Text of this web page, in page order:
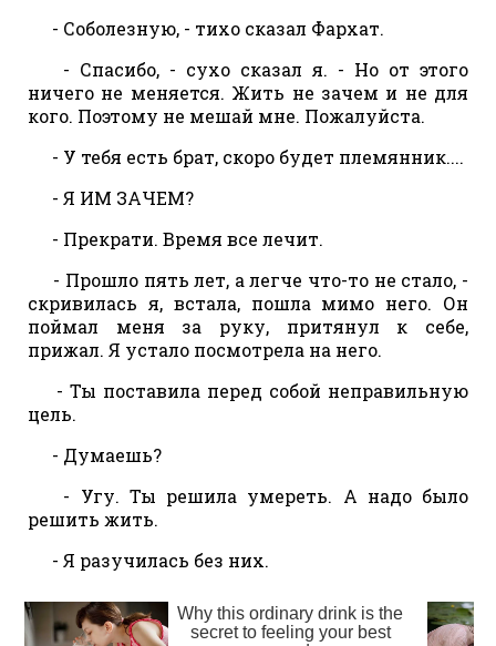
- Соболезную, - тихо сказал Фархат.
- Спасибо, - сухо сказал я. - Но от этого
ничего не меняется. Жить не зачем и не для
кого. Поэтому не мешай мне. Пожалуйста.
- У тебя есть брат, скоро будет племянник....
- Я ИМ ЗАЧЕМ?
- Прекрати. Время все лечит.
- Прошло пять лет, а легче что-то не стало, -
скривилась я, встала, пошла мимо него. Он
поймал меня за руку, притянул к себе,
прижал. Я устало посмотрела на него.
- Ты поставила перед собой неправильную
цель.
- Думаешь?
- Угу. Ты решила умереть. А надо было
решить жить.
- Я разучилась без них.